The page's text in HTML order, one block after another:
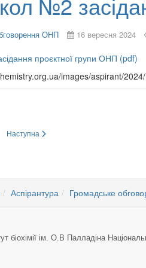
ОНП 16 вересня 2024
проєктної групи ОНП (pdf)
images/aspirant/
Опитування
Наступна стаття: 13 вересня в Інституті
Наступна
Аспірантура Громадське
біохімії ім. О.В Палладіна